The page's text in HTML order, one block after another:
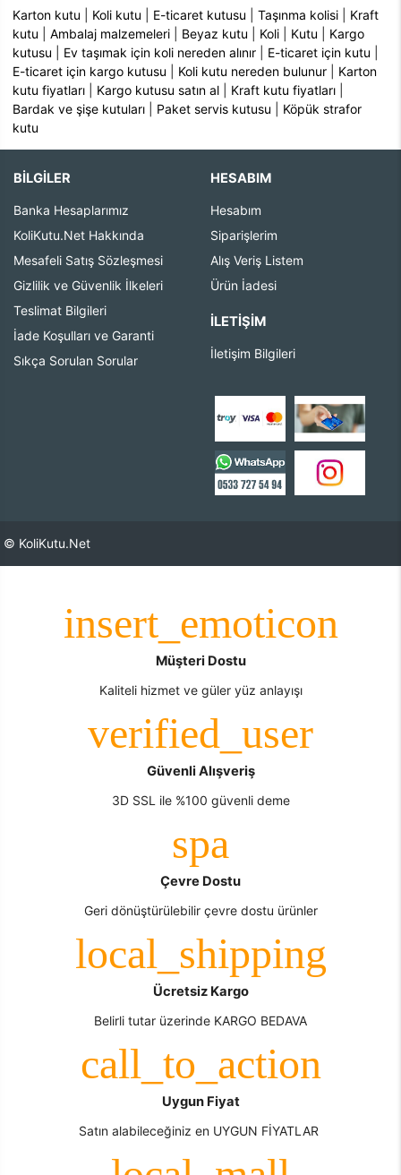
Karton kutu Koli kutu E-ticaret kutusu |Taşınma kolisi
Kraft
kutu |Ambalaj malzemeleri Beyaz kutu Koli Kutu
Kargo
kutusu
Ev taşımak için koli nereden alınır E-ticaret için kutu
E-ticaret için kargo kutusu
Koli kutu nereden bulunur
Karton
kutu fiyatları
Kargo kutusu satın al Kraft kutu fiyatları
Bardak ve şişe kutuları
Paket servis kutusu
Köpük strafor
kutu
BİLGİLER
Banka Hesaplarımız
KoliKutu.Net Hakkında
Mesafeli Satış Sözleşmesi
Gizlilik ve Güvenlik İlkeleri
Teslimat Bilgileri
İade Koşulları ve Garanti
Sıkça Sorulan Sorular
HESABIM
Hesabım
Siparişlerim
Alış Veriş Listem
Ürün İadesi
İLETIŞIM
İletişim Bilgileri
© KoliKutu.Net
Müşteri Dostu
Kaliteli hizmet ve güler yüz anlayışı
Güvenli Alışveriş
3D SSL ile %100 güvenli deme
Çevre Dostu
Geri dönüştürülebilir çevre dostu ürünler
Ücretsiz Kargo
Belirli tutar üzerinde KARGO BEDAVA
Uygun Fiyat
Satın alabileceğiniz en UYGUN FİYATLAR